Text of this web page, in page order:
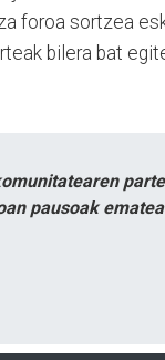
foroa sortzea
bilera bat
pausoak